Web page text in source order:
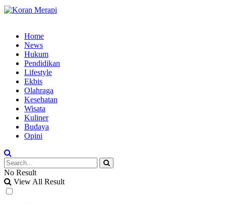
Home
News
Hukum
Pendidikan
Lifestyle
Ekbis
Olahraga
Kesehatan
Wisata
Kuliner
Budaya
Opini
No Result
View All Result